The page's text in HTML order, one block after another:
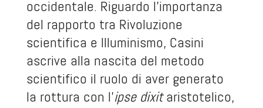
occidentale. Riguardo l’importanza
del rapporto tra Rivoluzione
scientifica e Illuminismo, Casini
ascrive alla nascita del metodo
scientifico il ruolo di aver generato
la rottura con l’ipse dixitaristotelico,